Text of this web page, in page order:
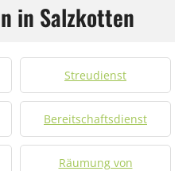
in Salzkotten
Streudienst
Bereitschaftsdienst
Räumung von